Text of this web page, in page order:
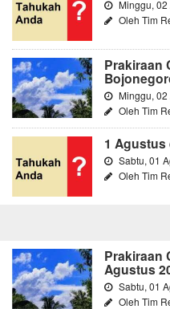
Minggu,
Oleh Tim
Prakiraan
Minggu,
Oleh Tim
1 Agustus
Sabtu, 01
Oleh Tim
Prakiraan
Agustus
Sabtu, 01
Oleh Tim